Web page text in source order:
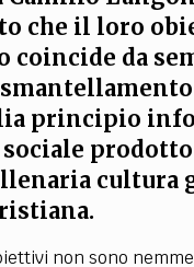
che il loro
coincide da
principio
cultura
non sono